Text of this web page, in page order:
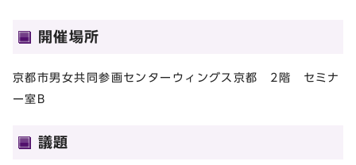
開催場所
京都市男女共同参画センターウィングス京都 2階 セミナ
ー室B
議題